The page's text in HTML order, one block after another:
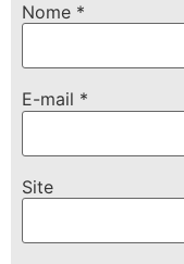
Nome *
E-mail *
Site